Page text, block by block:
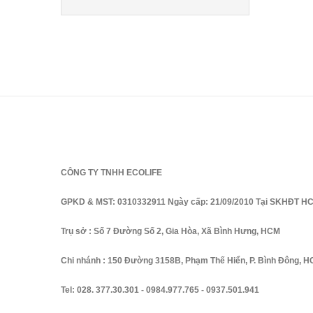
CÔNG TY TNHH ECOLIFE
GPKD & MST: 0310332911 Ngày cấp: 21/09/2010 Tại SKHĐT
Trụ sở : Số 7 Đường Số 2, Gia Hòa, Xã Bình Hưng, HCM
Chi nhánh : 150 Đường 3158B, Phạm Thế Hiển, P. Bình Đông,
Tel: 028. 377.30.301 - 0984.977.765 - 0937.501.941